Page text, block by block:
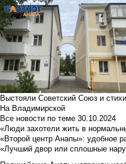
Выстояли Советский Союз и
На Владимирской
Все новости по теме 30.10.2024
«Люди захотели жить в
«Второй центр Анапы»: удобное
«Лучший двор или сплошные